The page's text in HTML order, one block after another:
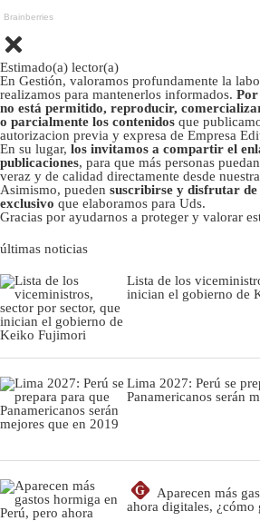
Estimado(a) lector(a)
En Gestión, valoramos profundamente la
realizamos para mantenerlos informados. Por
no está permitido, reproducir,
o parcialmente los contenidos que
autorizacion previa y expresa de Empresa
En su lugar, los invitamos a compartir el
publicaciones, para que más personas
veraz y de calidad directamente desde
Asimismo, pueden suscribirse y disfrutar de
exclusivo que elaboramos para Uds.
Gracias por ayudarnos a proteger y valorar
últimas noticias
Lista de los
inician el gobierno de
Lima 2027: Perú se
Panamericanos serán
G
Aparecen más
ahora digitales,